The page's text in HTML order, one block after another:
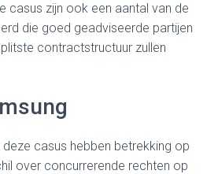
casus zijn ook een aantal van de
die goed geadviseerde partijen
contractstructuur zullen
casus hebben betrekking op
over concurrerende rechten op